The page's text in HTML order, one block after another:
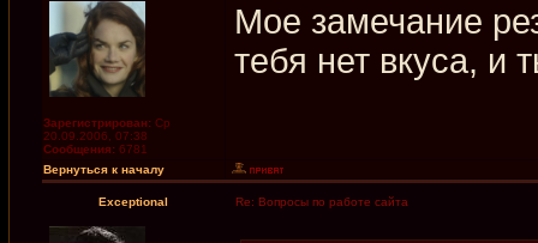
Зарегистрирован: Ср
20.09.2006, 07:38
Сообщения: 6781
Мое замечание
тебя нет вкуса, и
Вернуться к началу
Exceptional Re: Вопросы по работе сайта